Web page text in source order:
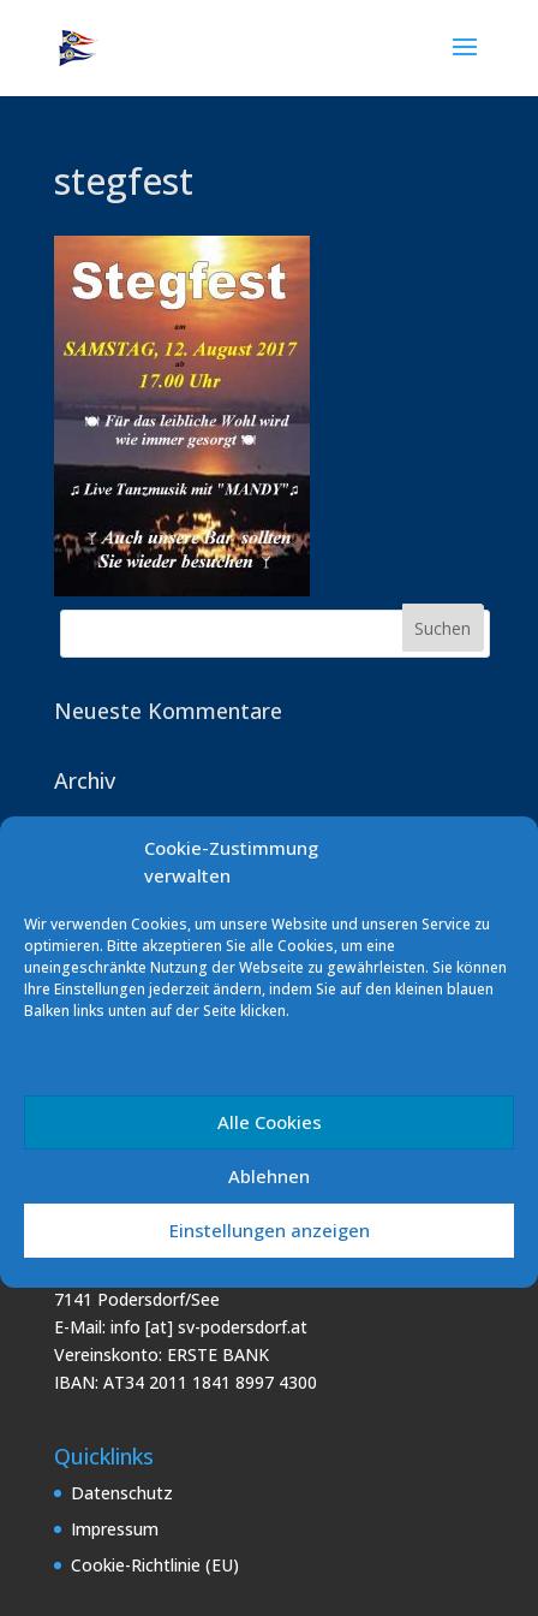
Cookie-Zustimmung
verwalten
Wir verwenden Cookies, um unsere Website und unseren Service zu
optimieren. Bitte akzeptieren Sie alle Cookies, um eine
uneingeschränkte Nutzung der Webseite zu gewährleisten. Sie können
Ihre Einstellungen jederzeit ändern, indem Sie auf den kleinen blauen
Balken links unten auf der Seite klicken.
Alle Cookies
Ablehnen
Einstellungen anzeigen
stegfest
Neueste Kommentare
Archiv
Kategorien
Keine Kategorien
7141 Podersdorf/See Südhafen
Vereinskonto: ERSTE BANK
Podo Sailing Club (PSC)
7141 Podersdorf/See
E-Mail: info [at] sv-podersdorf.at
Vereinskonto: ERSTE BANK
IBAN: AT34 2011 1841 8997 4300
Quicklinks
Datenschutz
Impressum
Cookie-Richtlinie (EU)